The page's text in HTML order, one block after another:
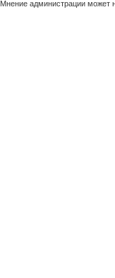
Мнение администрации может